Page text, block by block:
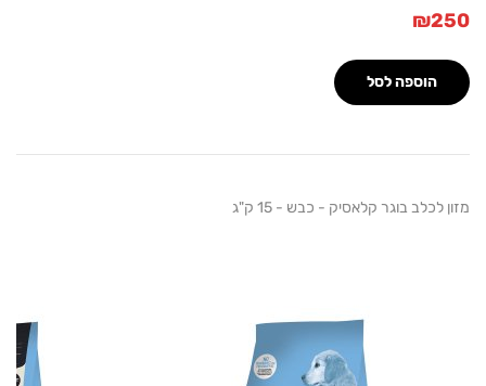
₪
לסל
בוגר קלאסיק - כבש - 15 ק"ג